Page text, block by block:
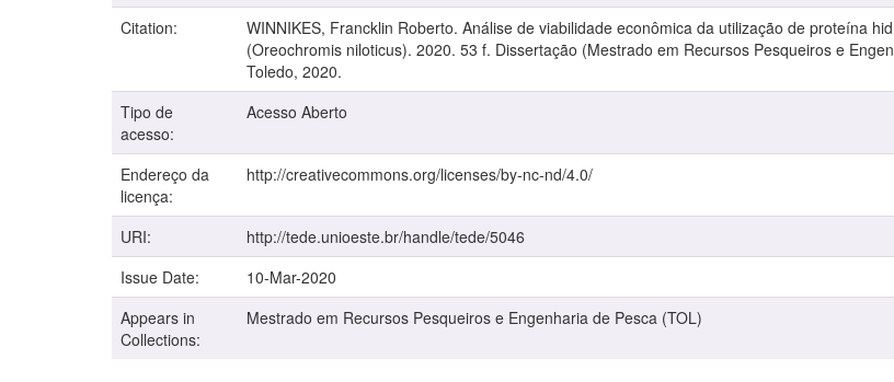
Citation:
WINNIKES, Francklin Roberto. Análise de viabilidade econômica da utilização de proteína
(Oreochromis niloticus). 2020. 53 f. Dissertação (Mestrado em Recursos Pesqueiros e
Toledo, 2020.
Tipo de
acesso:
Acesso Aberto
Endereço da
licença:
http://creativecommons.org/licenses/by-nc-nd/4.0/
URI:
http://tede.unioeste.br/handle/tede/5046
Issue Date:
10-Mar-2020
Appears in
Collections:
Mestrado em Recursos Pesqueiros e Engenharia de Pesca (TOL)